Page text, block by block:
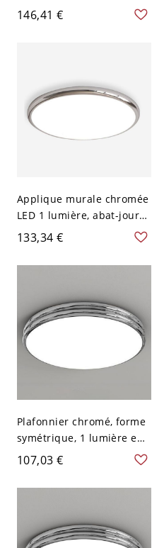
Abat-jour en Lucite,
Matériau Alliage, LED
Chaude/Blanche/Neutre
de Gradation)
146,41 €
Applique murale chromée
LED 1 lumière, abat-jour
plexiglas, 3 niveaux, 19,5"
133,34 €
Plafonnier chromé, forme
symétrique, 1 lumière en
applique, alliage, câblage
direct pour salon, 110V-
120V, 12"
107,03 €